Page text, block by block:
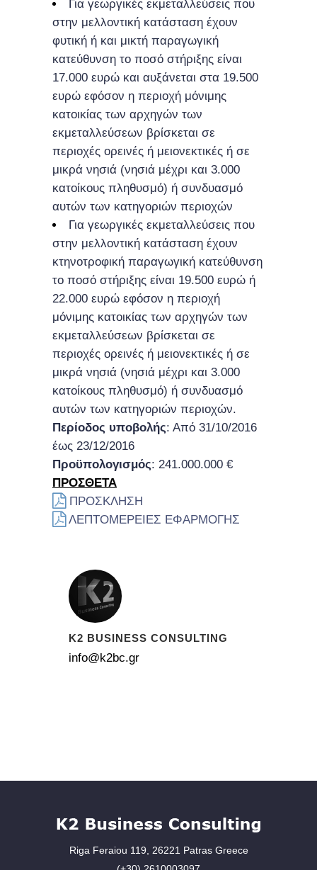
Για γεωργικές εκμεταλλεύσεις που
στην μελλοντική κατάσταση έχουν
φυτική ή και μικτή παραγωγική
κατεύθυνση το ποσό στήριξης είναι
17.000 ευρώ και αυξάνεται στα 19.500
ευρώ εφόσον η περιοχή μόνιμης
κατοικίας των αρχηγών των
εκμεταλλεύσεων βρίσκεται σε
περιοχές ορεινές ή μειονεκτικές ή σε
μικρά νησιά (νησιά μέχρι και 3.000
κατοίκους πληθυσμό) ή συνδυασμό
αυτών των κατηγοριών περιοχών
Για γεωργικές εκμεταλλεύσεις που
στην μελλοντική κατάσταση έχουν
κτηνοτροφική παραγωγική κατεύθυνση
το ποσό στήριξης είναι 19.500 ευρώ ή
22.000 ευρώ εφόσον η περιοχή
μόνιμης κατοικίας των αρχηγών των
εκμεταλλεύσεων βρίσκεται σε
περιοχές ορεινές ή μειονεκτικές ή σε
μικρά νησιά (νησιά μέχρι και 3.000
κατοίκους πληθυσμό) ή συνδυασμό
αυτών των κατηγοριών περιοχών.
Περίοδος υποβολής: Από 31/10/2016
έως 23/12/2016
Προϋπολογισμός: 241.000.000 €
ΠΡΟΣΘΕΤΑ
ΠΡΟΣΚΛΗΣΗ
ΛΕΠΤΟΜΕΡΕΙΕΣ ΕΦΑΡΜΟΓΗΣ
K2 BUSINESS CONSULTING
info@k2bc.gr
Riga Feraiou 119, 26221 Patras Greece